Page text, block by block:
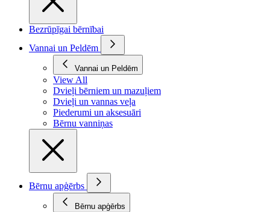
Bezrūpīgai bērnībai
Vannai un Peldēm
Vannai un Peldēm
View All
Dvieļi bērniem un mazuļiem
Dvieļi un vannas veļa
Piederumi un aksesuāri
Bērnu vanniņas
Bērnu apģērbs
Bērnu apģērbs